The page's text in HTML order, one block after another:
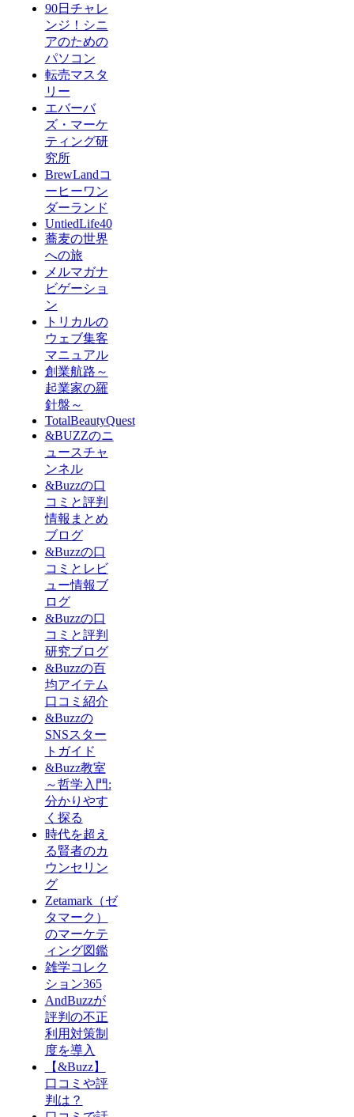
90日チャレ
ンジ！シニ
アのための
パソコン
転売マスタ
リー
エバーバ
ズ・マーケ
ティング研
究所
BrewLandコ
ーヒーワン
ダーランド
UntiedLife40
蕎麦の世界
への旅
メルマガナ
ビゲーショ
ン
トリカルの
ウェブ集客
マニュアル
創業航路～
起業家の羅
針盤～
TotalBeautyQuest
&BUZZのニ
ュースチャ
ンネル
&Buzzの口
コミと評判
情報まとめ
ブログ
&Buzzの口
コミとレビ
ュー情報ブ
ログ
&Buzzの口
コミと評判
研究ブログ
&Buzzの百
均アイテム
口コミ紹介
&Buzzの
SNSスター
トガイド
&Buzz教室
～哲学入門:
分かりやす
く探る
時代を超え
る賢者のカ
ウンセリン
グ
Zetamark（ゼ
タマーク）
のマーケテ
ィング図鑑
雑学コレク
ション365
AndBuzzが
評判の不正
利用対策制
度を導入
【&Buzz】
口コミや評
判は？